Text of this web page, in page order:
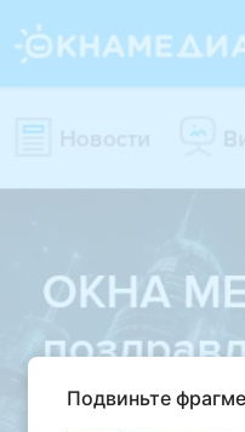
Подвиньте